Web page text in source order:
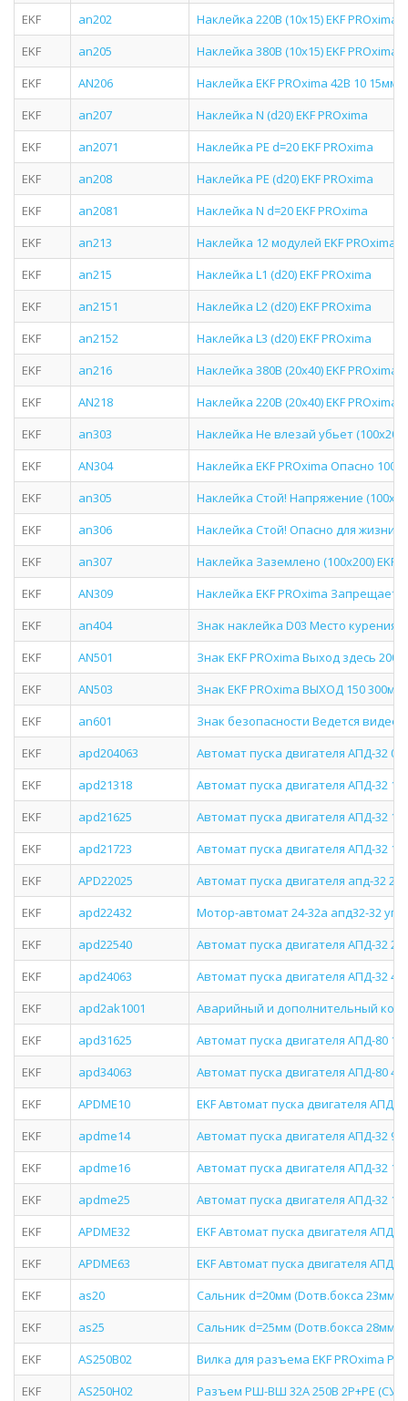
EKF an202
Наклейка 220В (10х15) EKF PROxima
EKF
an205
Наклейка 380В (10х15) EKF PROxima
EKF
AN206
Наклейка EKF PROxima 42В 10 15мм
EKF
an207
Наклейка N (d20) EKF PROxima
EKF
an2071
Наклейка PE d=20 EKF PROxima
EKF
an208
Наклейка PE (d20) EKF PROxima
EKF
an2081
Наклейка N d=20 EKF PROxima
EKF
an213
Наклейка 12 модулей EKF PROxima
EKF
an215
Наклейка L1 (d20) EKF PROxima
EKF
an2151
Наклейка L2 (d20) EKF PROxima
EKF
an2152
Наклейка L3 (d20) EKF PROxima
EKF
an216
Наклейка 380В (20х40) EKF PROxima
EKF
AN218
Наклейка 220В (20х40) EKF PROxima
EKF
an303
Наклейка Не влезай убьет (100х200)
EKF
AN304
Наклейка EKF PROxima Опасно 100
EKF
an305
Наклейка Стой! Напряжение
EKF
an306
Наклейка Стой! Опасно для жизни
EKF
an307
Наклейка Заземлено (100х200) EKF
EKF
AN309
Наклейка EKF PROxima
EKF
an404
Знак наклейка D03 Место курения
EKF
AN501
Знак EKF PROxima Выход здесь 200
EKF
AN503
Знак EKF PROxima ВЫХОД 150 300мм
EKF
an601
Знак безопасности Ведется
EKF
apd204063
Автомат пуска двигателя АПД-32
EKF
apd21318
Автомат пуска двигателя АПД-32 13-
EKF
apd21625
Автомат пуска двигателя АПД-32
EKF
apd21723
Автомат пуска двигателя АПД-32 17-
EKF
APD22025
Автомат пуска двигателя апд-32
EKF
apd22432
Мотор-автомат 24-32а апд32-32
EKF
apd22540
Автомат пуска двигателя АПД-32
EKF
apd24063
Автомат пуска двигателя АПД-32 4-
EKF
apd2ak1001
Аварийный и дополнительный
EKF
apd31625
Автомат пуска двигателя АПД-80 16-
EKF
apd34063
Автомат пуска двигателя АПД-80 40-
EKF
APDME10
EKF Автомат пуска двигателя АПД-
EKF
apdme14
Автомат пуска двигателя АПД-32 9-
EKF
apdme16
Автомат пуска двигателя АПД-32
EKF
apdme25
Автомат пуска двигателя АПД-32
EKF
APDME32
EKF Автомат пуска двигателя АПД-
EKF
APDME63
EKF Автомат пуска двигателя АПД-
EKF
as20
Сальник d=20мм (Dотв.бокса 23мм)
EKF
as25
Сальник d=25мм (Dотв.бокса 28мм)
EKF
AS250B02
Вилка для разъема EKF PROxima
EKF
AS250H02
Разъем РШ-ВШ 32А 250В 2P+PE (СУ)